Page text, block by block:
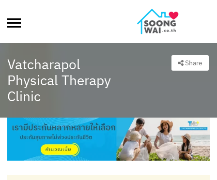
Vatcharapol
Physical Therapy
Clinic
Share